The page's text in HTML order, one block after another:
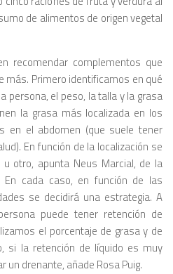
de alimentos de origen vegetal
recomendar complementos que
Primero identificamos en qué
persona, el peso, la talla y la grasa
la grasa más localizada en los
en el abdomen (que suele tener
En función de la localización se
otro, apunta Neus Marcial, de la
cada caso, en función de las
se decidirá una estrategia. A
puede tener retención de
el porcentaje de grasa y de
si la retención de líquido es muy
drenante, añade Rosa Puig.